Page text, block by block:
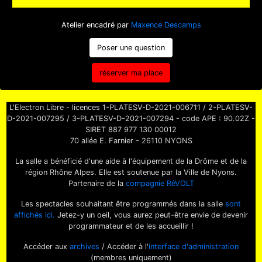
Tarif : 180€ + adhésion
présenter des spectacles.
Les nouveaux adhérents sont priés de s'inscrire
aux ateliers d'impro avant d'intégrer la ligue.
Une expérience en improvisation théâtrale est
Atelier encadré par Maxence Descamps
Poser une question
réserver ma place
L'Electron Libre - licences 1-PLATESV-D-2021-006711 / 2-PLATESV-
D-2021-007295 / 3-PLATESV-D-2021-007294 - code APE : 90.02Z -
SIRET 887 977 130 00012
70 allée E. Farnier - 26110 NYONS
La salle a bénéficié d'une aide à l'équipement de la Drôme et de la
région Rhône Alpes. Elle est soutenue par la Ville de Nyons.
Partenaire de la compagnie RêVOLT
Les spectacles souhaitant être programmés dans la salle sont
affichés ici. Jetez-y un oeil, vous aurez peut-être envie de devenir
programmateur et de les accueillir !
Accéder aux archives / Accéder à l'interface d'administration
(membres uniquement)